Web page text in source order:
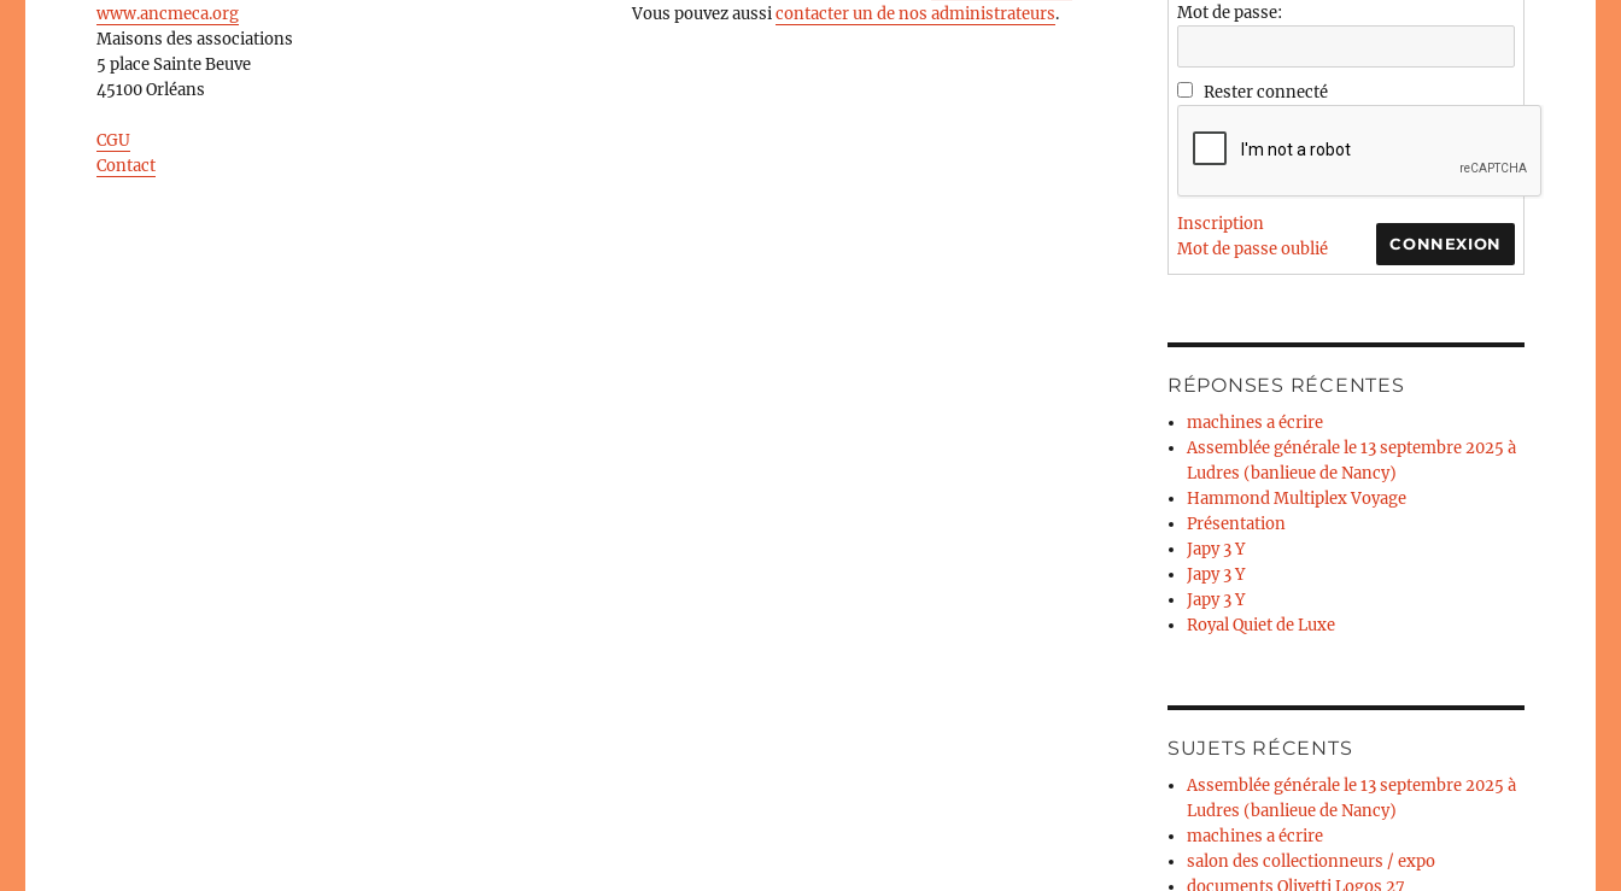
www.ancmeca.org
Maisons des associations
5 place Sainte Beuve
45100 Orléans
CGU
Contact
Vous pouvez aussicontacter un de nos administrateurs. Mot de passe:
Rester connecté
CONNEXION
Inscription
Mot de passe oublié
RÉPONSES RÉCENTES
machines a écrire
Assemblée générale le 13 septembre 2025 à
Ludres (banlieue de Nancy)
Hammond Multiplex Voyage
Présentation
Japy 3 Y
Japy 3 Y
Japy 3 Y
Royal Quiet de Luxe
SUJETS RÉCENTS
Assemblée générale le 13 septembre 2025 à
Ludres (banlieue de Nancy)
machines a écrire
salon des collectionneurs / expo
documents Olivetti Logos 27